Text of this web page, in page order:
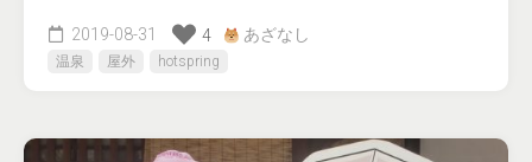
2019-08-31 4 あざなし
温泉 屋外 hotspring